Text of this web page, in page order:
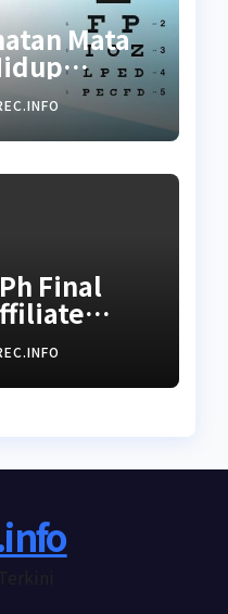
Mata
Final
Tidak